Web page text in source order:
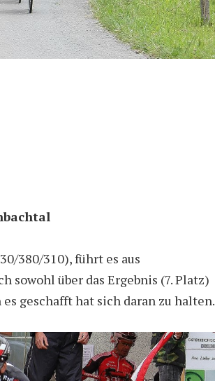
380/310), führt es aus
sowohl über das Ergebnis (7. Platz)
geschafft hat sich daran zu halten.